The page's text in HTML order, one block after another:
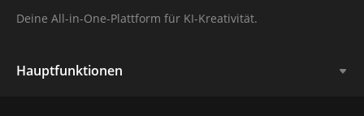
Deine All-in-One-Plattform für KI-Kreativität.
Hauptfunktionen